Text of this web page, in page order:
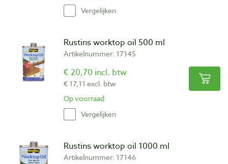
Vergelijken
Rustins worktop oil 500 ml
Artikelnummer: 17145
€ 20,70 incl. btw
€ 17,11 excl. btw
Op voorraad
Vergelijken
Rustins worktop oil 1000 ml
Artikelnummer: 17146